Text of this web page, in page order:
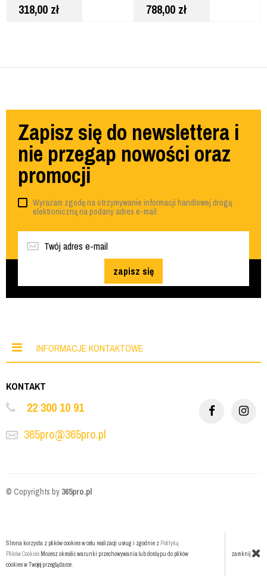
318,00 zł 788,00 zł
Zapisz się do newslettera i
nie przegap nowości oraz
promocji
Wyrażam zgodę na otrzymywanie informacji handlowej drogą
elektroniczną na podany adres e-mail
zapisz się
INFORMACJE KONTAKTOWE
KONTAKT
22 300 10 91
365pro@365pro.pl
© Copyrights by 365pro.pl
Strona korzysta z plików cookies w celu realizacji usług i zgodnie z Polityką
Plików Cookies Możesz określić warunki przechowywania lub dostępu do plików
cookies w Twojej przeglądarce.
zamknij